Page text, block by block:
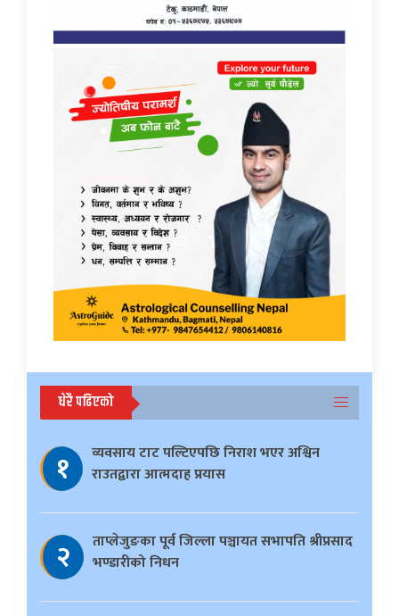
धेरै पढिएको
१
व्यवसाय टाट पल्टिएपछि निराश भएर अश्विन
राउतद्वारा आत्मदाह प्रयास
२
ताप्लेजुङका पूर्व जिल्ला पञ्चायत सभापति श्रीप्रसाद
भण्डारीको निधन